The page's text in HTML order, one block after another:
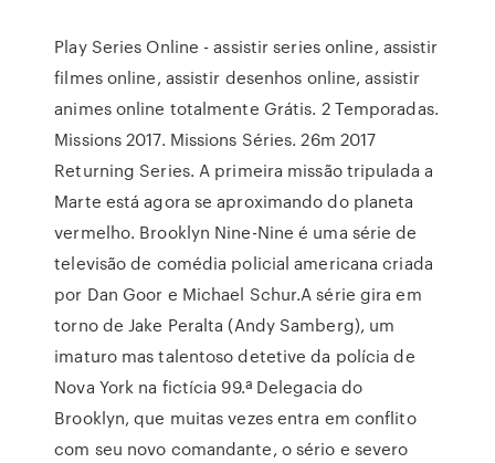
Play Series Online - assistir series online, assistir
filmes online, assistir desenhos online, assistir
animes online totalmente Grátis. 2 Temporadas.
Missions 2017. Missions Séries. 26m 2017
Returning Series. A primeira missão tripulada a
Marte está agora se aproximando do planeta
vermelho. Brooklyn Nine-Nine é uma série de
televisão de comédia policial americana criada
por Dan Goor e Michael Schur.A série gira em
torno de Jake Peralta (Andy Samberg), um
imaturo mas talentoso detetive da polícia de
Nova York na fictícia 99.ª Delegacia do
Brooklyn, que muitas vezes entra em conflito
com seu novo comandante, o sério e severo